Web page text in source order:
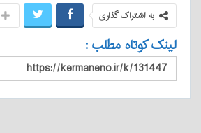
به اشتراک گذاری
لینک کوتاه مطلب :